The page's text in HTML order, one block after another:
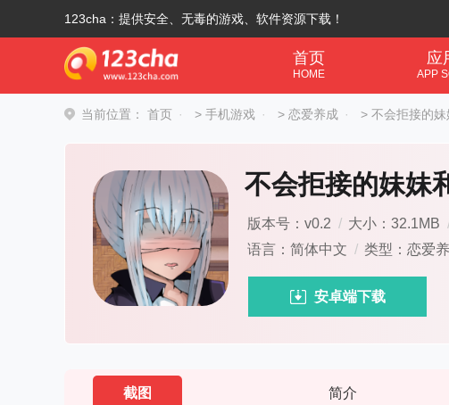
123cha：提供安全、无毒的游戏、软件资源下载！
首页
HOME
应
APP
当前位置： 首页 > 手机游戏 > 恋爱养成 > 不会拒接的
不会拒接的妹妹
版本号：v0.2 / 大小：32.1MB
语言：简体中文 / 类型：恋爱
安卓端下载
截图 简介